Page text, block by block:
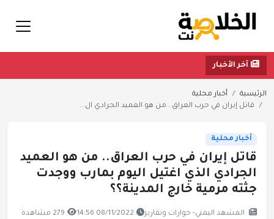
آخر الأخبار
الرئيسية
أخبار محلية
قاتل إيران في حرب العراق.. من هو العميد الجرادي ال...
أخبار محلية
قاتل إيران في حرب العراق.. من هو العميد
الجرادي الذي اغتيل اليوم بمارب ووجدت
جثته مرمية خارج المدينة؟؟
المشهد اليمني- حوارات وتقارير 08/11/2022 14:56 279 مشاهدة